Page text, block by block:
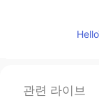
ES EN
관련 라이브